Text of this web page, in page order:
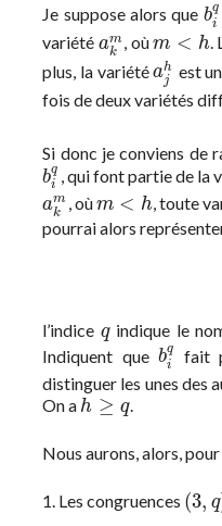
Je suppose alors que bq
i
bi
variétéam
k
akm, oùm < h
m< h
.
plus, la variétéah
j
ajh est
fois de deux variétés
Si donc je conviens de
bq
i
bi q, qui font partie de la
am
k
akm, oùm < h
m< h
, toute
pourrai alors
l’indice q
qindique le
Indiquent que bq
i
biq fait
distinguer les unes des
On a h ≥ q
h≥ q .
Nous aurons, alors,
1. Les congruences (3, q
(3,q)